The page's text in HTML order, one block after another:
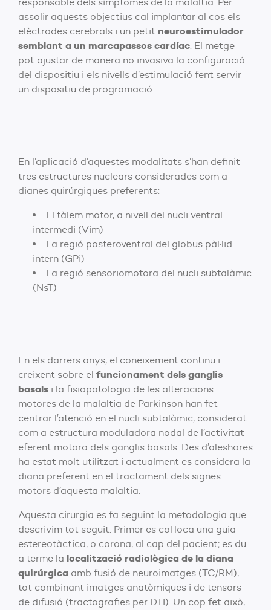
responsable dels símptomes de la malaltia. Per
assolir aquests objectius cal implantar al cos els
elèctrodes cerebrals i un petit neuroestimulador
semblant a un marcapassos cardíac. El metge
pot ajustar de manera no invasiva la configuració
del dispositiu i els nivells d’estimulació fent servir
un dispositiu de programació.
En l’aplicació d’aquestes modalitats s’han definit
tres estructures nuclears considerades com a
dianes quirúrgiques preferents:
El tàlem motor, a nivell del nucli ventral
intermedi (Vim)
La regió posteroventral del globus pàl·lid
intern (GPi)
La regió sensoriomotora del nucli subtalàmic
(NsT)
En els darrers anys, el coneixement continu i
creixent sobre el funcionament dels ganglis
basals i la fisiopatologia de les alteracions
motores de la malaltia de Parkinson han fet
centrar l’atenció en el nucli subtalàmic, considerat
com a estructura moduladora nodal de l’activitat
eferent motora dels ganglis basals. Des d’aleshores
ha estat molt utilitzat i actualment es considera la
diana preferent en el tractament dels signes
motors d’aquesta malaltia.
Aquesta cirurgia es fa seguint la metodologia que
descrivim tot seguit. Primer es col·loca una guia
estereotàctica, o corona, al cap del pacient; es du
a terme la localització radiològica de la diana
quirúrgica amb fusió de neuroimatges (TC/RM),
tot combinant imatges anatòmiques i de tensors
de difusió (tractografies per DTI). Un cop fet això,